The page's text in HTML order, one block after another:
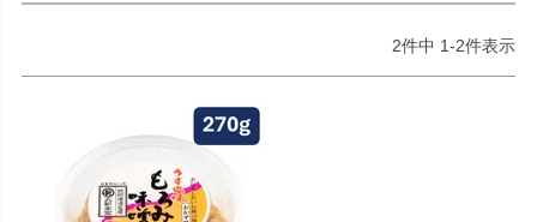
2件中 1-2件表示